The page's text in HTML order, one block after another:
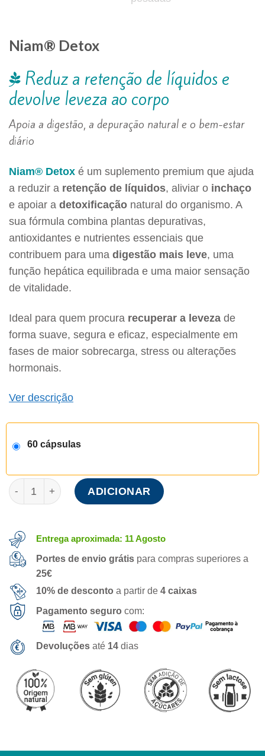
Niam® Detox
Reduz a retenção de líquidos e
devolve leveza ao corpo
Apoia a digestão, a depuração natural e o bem-estar
diário
Niam® Detox é um suplemento premium que ajuda
a reduzir a retenção de líquidos, aliviar o inchaço
e apoiar a detoxificação natural do organismo. A
sua fórmula combina plantas depurativas,
antioxidantes e nutrientes essenciais que
contribuem para uma digestão mais leve, uma
função hepática equilibrada e uma maior sensação
de vitalidade.
Ideal para quem procura recuperar a leveza de
forma suave, segura e eficaz, especialmente em
fases de maior sobrecarga, stress ou alterações
hormonais.
Ver descrição
60 cápsulas
Quantidade de Niam® Detox
ADICIONAR
Entrega aproximada: 11 Agosto
Portes de envio grátispara compras superiores a
25€
10% de desconto a partir de 4 caixas
Pagamento seguro com:
Devoluçõesaté 14dias